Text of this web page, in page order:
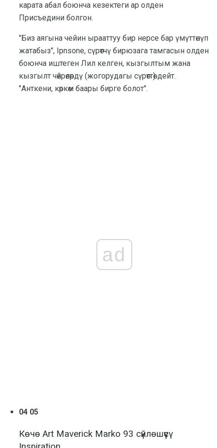
карата абал боюнча кезектеги ар олден
Присъедини болгон.
"Биз аягына чейин ырааттуу бир нерсе бар үмүттөнүп
жатабыз", Ipnsone, сүрөтчү бирюзага тамгасын олден
боюнча иштеген Лил келген, кызгылтым жана
кызгылт чөйрөлөрдү (жогорудагы сүрөттө) дейт.
"Анткени, көркөм баары бирге болот".
ad
04 05
Көчө Art Maverick Marko 93 сүйлөшүүсү